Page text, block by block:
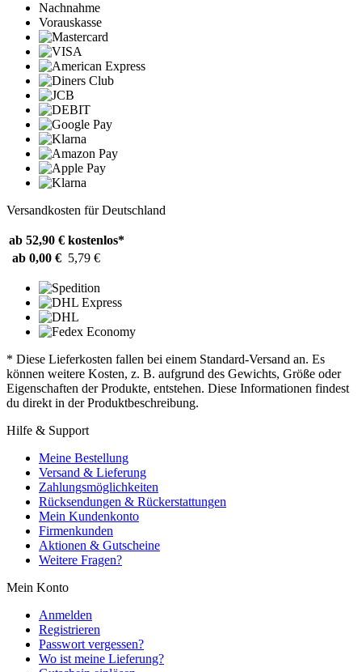
Nachnahme
Vorauskasse
Versandkosten für Deutschland
ab 52,90 € kostenlos*
ab 0,00 € 5,79 €
* Diese Lieferkosten fallen bei einem Standard-Versand an. Es
können weitere Kosten, z. B. aufgrund des Gewichts, Größe oder
Eigenschaften der Produkte, entstehen. Diese Informationen findest
du direkt in der Produktbeschreibung.
Hilfe & Support
Meine Bestellung
Versand & Lieferung
Zahlungsmöglichkeiten
Rücksendungen & Rückerstattungen
Mein Kundenkonto
Firmenkunden
Aktionen & Gutscheine
Weitere Fragen?
Mein Konto
Anmelden
Registrieren
Passwort vergessen?
Wo ist meine Lieferung?